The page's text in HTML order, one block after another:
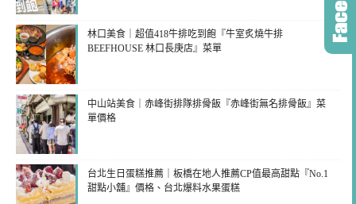
林口美食｜超值418牛排吃到飽『牛室炙燒牛排
BEEFHOUSE 林口長庚店』菜單
中山站美食｜赤峰街排隊排骨飯『赤峰街無名排骨飯』菜
單價格
台北生日蛋糕推薦｜板橋在地人推薦CP值最高甜點『No.1
甜點小舖』價格、台北爆料水果蛋糕